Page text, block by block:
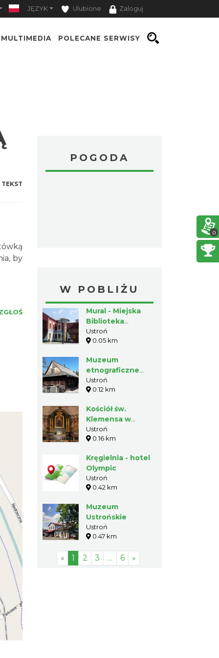
JĘZYK Ulubione Zaloguj
MULTIMEDIA POLECANE SERWISY
by
POGODA
W POBLIŻU
Mural - Miejska
Biblioteka
Publiczna w
Ustroniu
Ustroń
0.05 km
Muzeum
etnograficzne
Stara Zagroda w
Ustroniu
Ustroń
0.12 km
Kościół św.
Klemensa w
Ustroniu
Ustroń
0.16 km
Kręgielnia - hotel
Olympic
Ustroń
0.42 km
Muzeum
Ustrońskie
Ustroń
0.47 km
« 1 2 3 … 6 »
0